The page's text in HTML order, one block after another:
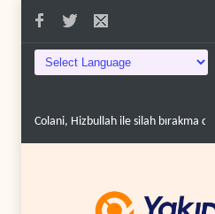
Colani, Hizbullah ile silah bırakma